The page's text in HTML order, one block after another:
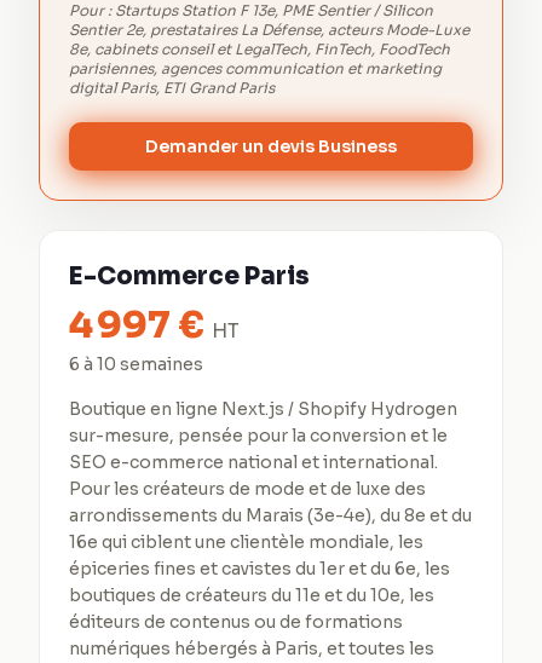
Pour : Startups Station F 13e, PME Sentier / Silicon
Sentier 2e, prestataires La Défense, acteurs Mode-Luxe
8e, cabinets conseil et LegalTech, FinTech, FoodTech
parisiennes, agences communication et marketing
digital Paris, ETI Grand Paris
Demander un devis Business
E-Commerce Paris
4 997 € HT
6 à 10 semaines
Boutique en ligne Next.js / Shopify Hydrogen
sur-mesure, pensée pour la conversion et le
SEO e-commerce national et international.
Pour les créateurs de mode et de luxe des
arrondissements du Marais (3e-4e), du 8e et du
16e qui ciblent une clientèle mondiale, les
épiceries fines et cavistes du 1er et du 6e, les
boutiques de créateurs du 11e et du 10e, les
éditeurs de contenus ou de formations
numériques hébergés à Paris, et toutes les